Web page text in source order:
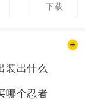
下载
装出什么
哪个忍者